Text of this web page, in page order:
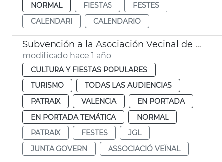
NORMAL
FIESTAS
FESTES
CALENDARI
CALENDARIO
Subvención a la Asociación Vecinal de Patraix
modificado hace 1 año
CULTURA Y FIESTAS POPULARES
TURISMO
TODAS LAS AUDIENCIAS
PATRAIX
VALENCIA
EN PORTADA
EN PORTADA TEMÁTICA
NORMAL
PATRAIX
FESTES
JGL
JUNTA GOVERN
ASSOCIACIÓ VEÏNAL